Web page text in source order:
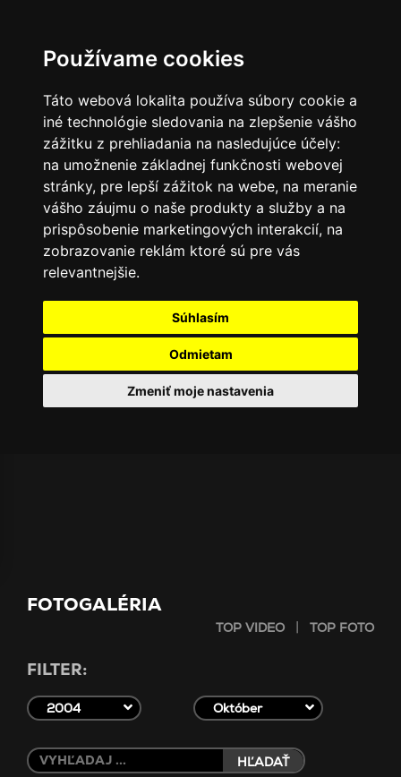
Používame cookies
Táto webová lokalita používa súbory cookie a
iné technológie sledovania na zlepšenie vášho
zážitku z prehliadania na nasledujúce účely:
na umožnenie základnej funkčnosti webovej
stránky, pre lepší zážitok na webe, na meranie
vášho záujmu o naše produkty a služby a na
prispôsobenie marketingových interakcií, na
zobrazovanie reklám ktoré sú pre vás
relevantnejšie.
Súhlasím
Odmietam
Zmeniť moje nastavenia
FOTOGALÉRIA
TOP VIDEO | TOP FOTO
FILTER:
2004 Október
HĽADAŤ